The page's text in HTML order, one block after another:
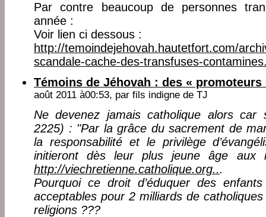
Par contre beaucoup de personnes
année :
Voir lien ci dessous :
http://temoindejehovah.hautetfort.com/
scandale-cache-des-transfuses-
Témoins de Jéhovah : des «
août 2011 à00:53, par fils indigne de TJ
Ne devenez jamais catholique alors car
2225) : "Par la grâce du sacrement de
la responsabilité et le privilège
initieront dès leur plus jeune âge
http://viechretienne.catholique.org...
Pourquoi ce droit d’éduquer des
acceptables pour 2 milliards de
religions ???